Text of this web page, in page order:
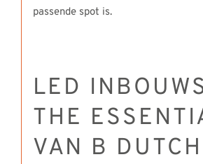
passende spot is.
LED
THE
VAN B DUTCH